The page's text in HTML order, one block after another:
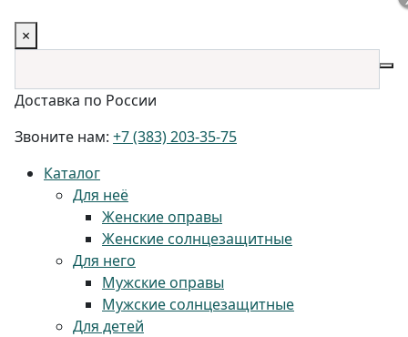
×
Доставка по России
Звоните нам: +7 (383) 203-35-75
Каталог
Для неё
Женские оправы
Женские солнцезащитные
Для него
Мужские оправы
Мужские солнцезащитные
Для детей